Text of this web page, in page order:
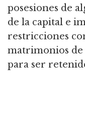
posesiones de
de la capital e
restricciones
matrimonios de
para ser